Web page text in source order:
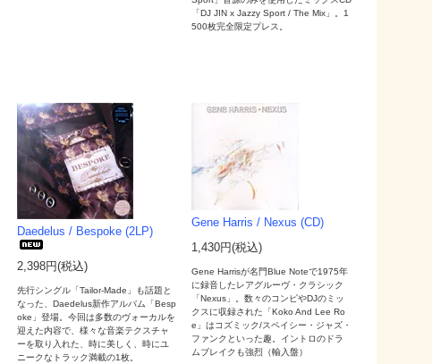
「DJ JIN x Jazzy Sport / The Mix」。1
500枚完全限定プレス。
Daedelus / Bespoke (2LP)
2,398円(税込)
先行シングル「Tailor-Made」も話題と
なった、Daedelus新作アルバム「Besp
oke」登場。今回は多数のヴォーカルを
迎えた内容で、様々な音楽テクスチャ
ーを取り入れた、時に美しく、時にユ
ニークなトラック満載の1枚。
Gene Harris / Nexus (CD)
1,430円(税込)
Gene Harrisが名門Blue Noteで1975年
に録音したレアグルーヴ・クラシック
「Nexus」。数々のコンピやDJのミッ
クスに収録された「Koko And Lee Ro
e」はコズミック/スペイシー・ジャズ・
ファンクといった趣。イントロのドラ
ムブレイクも強烈（輸入盤）